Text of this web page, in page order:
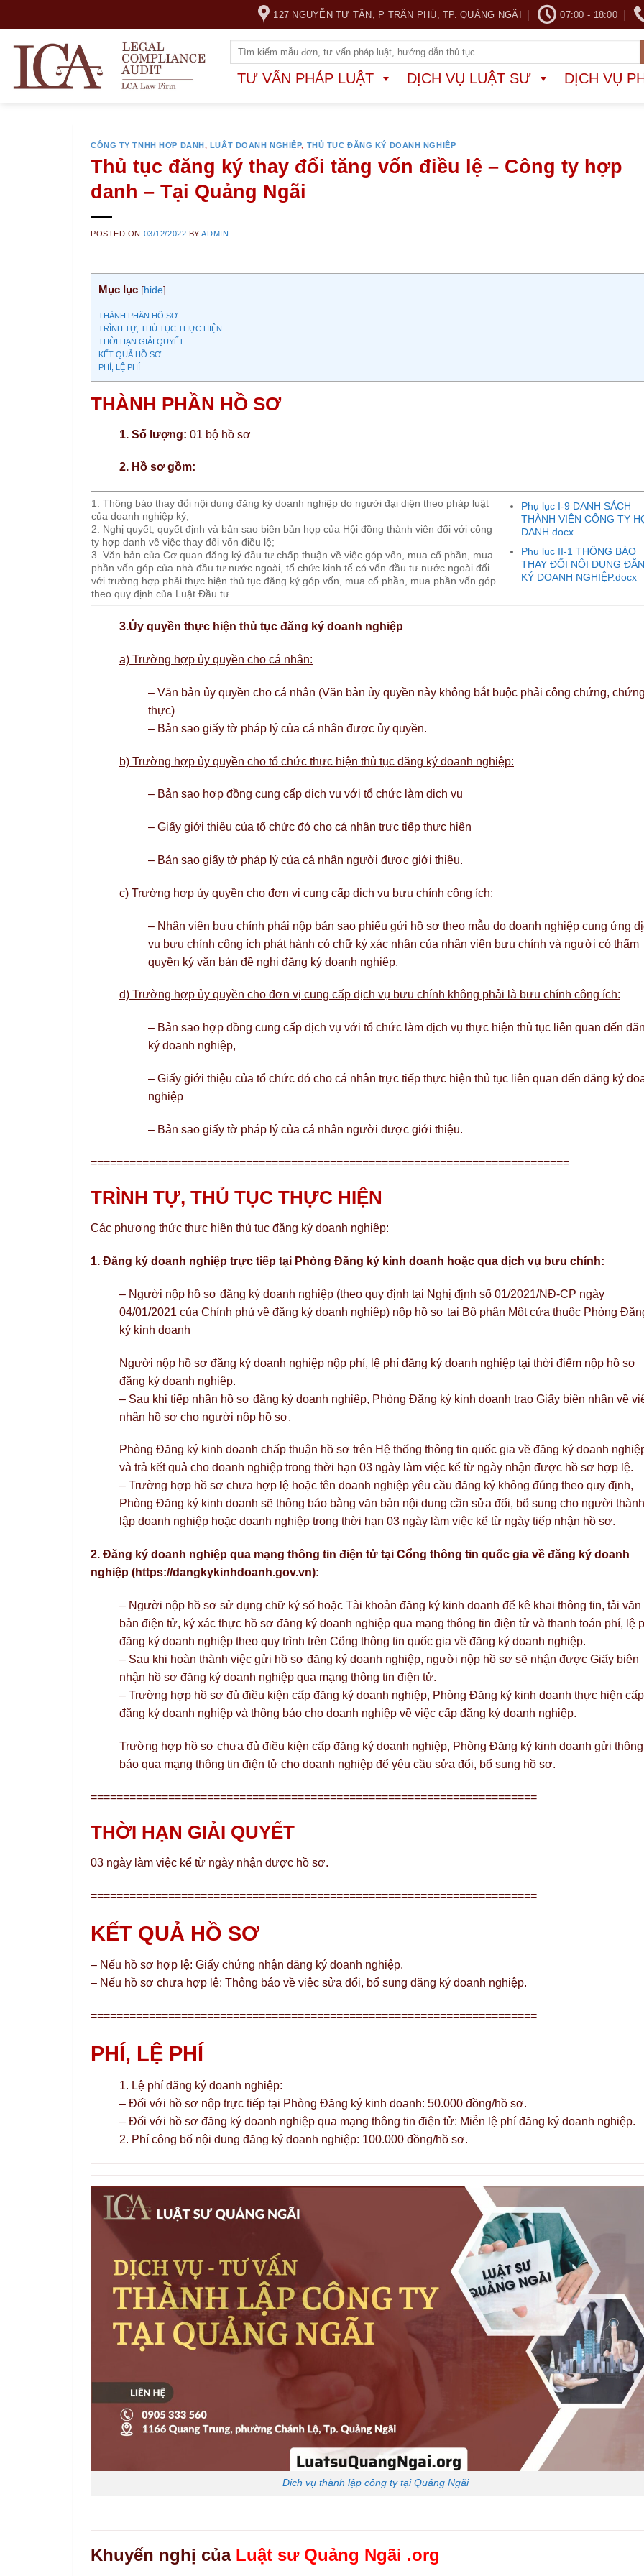
content
127 NGUYỄN TỰ TÂN, P TRẦN PHÚ, TP. QUẢNG NGÃI 07:00 - 18:00
TƯ VẤN PHÁP LUẬT DỊCH VỤ LUẬT SƯ DỊCH VỤ
CÔNG TY TNHH HỢP DANH, LUẬT DOANH NGHIỆP, THỦ TỤC ĐĂNG KÝ DOANH NGHIỆP
Thủ tục đăng ký thay đổi tăng vốn điều lệ – Công ty hợp
danh – Tại Quảng Ngãi
POSTED ON 03/12/2022 BYADMIN
Mục lục [hide]
THÀNH PHẦN HỒ SƠ
TRÌNH TỰ, THỦ TỤC THỰC HIỆN
THỜI HẠN GIẢI QUYẾT
KẾT QUẢ HỒ SƠ
PHÍ, LỆ PHÍ
THÀNH PHẦN HỒ SƠ
1. Số lượng: 01 bộ hồ sơ
2. Hồ sơ gồm:
1. Thông báo thay đổi nội dung đăng ký doanh nghiệp do người đại diện theo pháp luật
của doanh nghiệp ký;
2. Nghị quyết, quyết định và bản sao biên bản họp của Hội đồng thành viên đối với công
ty hợp danh về việc thay đổi vốn điều lệ;
3. Văn bản của Cơ quan đăng ký đầu tư chấp thuận về việc góp vốn, mua cổ phần, mua
phần vốn góp của nhà đầu tư nước ngoài, tổ chức kinh tế có vốn đầu tư nước ngoài đối
với trường hợp phải thực hiện thủ tục đăng ký góp vốn, mua cổ phần, mua phần vốn góp
theo quy định của Luật Đầu tư.
Phụ lục I-9 DANH SÁCH
THÀNH VIÊN CÔNG TY
DANH.docx
Phụ lục II-1 THÔNG BÁO
THAY ĐỔI NỘI DUNG
KÝ DOANH NGHIỆP.docx
3.Ủy quyền thực hiện thủ tục đăng ký doanh nghiệp
a) Trường hợp ủy quyền cho cá nhân:
– Văn bản ủy quyền cho cá nhân (Văn bản ủy quyền này không bắt buộc phải công chứng,
thực)
– Bản sao giấy tờ pháp lý của cá nhân được ủy quyền.
b) Trường hợp ủy quyền cho tổ chức thực hiện thủ tục đăng ký doanh nghiệp:
– Bản sao hợp đồng cung cấp dịch vụ với tổ chức làm dịch vụ
– Giấy giới thiệu của tổ chức đó cho cá nhân trực tiếp thực hiện
– Bản sao giấy tờ pháp lý của cá nhân người được giới thiệu.
c) Trường hợp ủy quyền cho đơn vị cung cấp dịch vụ bưu chính công ích:
– Nhân viên bưu chính phải nộp bản sao phiếu gửi hồ sơ theo mẫu do doanh nghiệp cung ứng
vụ bưu chính công ích phát hành có chữ ký xác nhận của nhân viên bưu chính và người có thẩm
quyền ký văn bản đề nghị đăng ký doanh nghiệp.
d) Trường hợp ủy quyền cho đơn vị cung cấp dịch vụ bưu chính không phải là bưu chính công ích:
– Bản sao hợp đồng cung cấp dịch vụ với tổ chức làm dịch vụ thực hiện thủ tục liên quan đến
ký doanh nghiệp,
– Giấy giới thiệu của tổ chức đó cho cá nhân trực tiếp thực hiện thủ tục liên quan đến đăng ký
nghiệp
– Bản sao giấy tờ pháp lý của cá nhân người được giới thiệu.
==========================================================================
TRÌNH TỰ, THỦ TỤC THỰC HIỆN
Các phương thức thực hiện thủ tục đăng ký doanh nghiệp:
1. Đăng ký doanh nghiệp trực tiếp tại Phòng Đăng ký kinh doanh hoặc qua dịch vụ bưu chính:
– Người nộp hồ sơ đăng ký doanh nghiệp (theo quy định tại Nghị định số 01/2021/NĐ-CP ngày
04/01/2021 của Chính phủ về đăng ký doanh nghiệp) nộp hồ sơ tại Bộ phận Một cửa thuộc Phòng
ký kinh doanh
Người nộp hồ sơ đăng ký doanh nghiệp nộp phí, lệ phí đăng ký doanh nghiệp tại thời điểm nộp hồ sơ
đăng ký doanh nghiệp.
– Sau khi tiếp nhận hồ sơ đăng ký doanh nghiệp, Phòng Đăng ký kinh doanh trao Giấy biên nhận về
nhận hồ sơ cho người nộp hồ sơ.
Phòng Đăng ký kinh doanh chấp thuận hồ sơ trên Hệ thống thông tin quốc gia về đăng ký doanh
và trả kết quả cho doanh nghiệp trong thời hạn 03 ngày làm việc kể từ ngày nhận được hồ sơ hợp lệ.
– Trường hợp hồ sơ chưa hợp lệ hoặc tên doanh nghiệp yêu cầu đăng ký không đúng theo quy định,
Phòng Đăng ký kinh doanh sẽ thông báo bằng văn bản nội dung cần sửa đổi, bổ sung cho người thành
lập doanh nghiệp hoặc doanh nghiệp trong thời hạn 03 ngày làm việc kể từ ngày tiếp nhận hồ sơ.
2. Đăng ký doanh nghiệp qua mạng thông tin điện tử tại Cổng thông tin quốc gia về đăng ký doanh
nghiệp (https://dangkykinhdoanh.gov.vn):
– Người nộp hồ sơ sử dụng chữ ký số hoặc Tài khoản đăng ký kinh doanh để kê khai thông tin, tải văn
bản điện tử, ký xác thực hồ sơ đăng ký doanh nghiệp qua mạng thông tin điện tử và thanh toán phí, lệ
đăng ký doanh nghiệp theo quy trình trên Cổng thông tin quốc gia về đăng ký doanh nghiệp.
– Sau khi hoàn thành việc gửi hồ sơ đăng ký doanh nghiệp, người nộp hồ sơ sẽ nhận được Giấy biên
nhận hồ sơ đăng ký doanh nghiệp qua mạng thông tin điện tử.
– Trường hợp hồ sơ đủ điều kiện cấp đăng ký doanh nghiệp, Phòng Đăng ký kinh doanh thực hiện cấp
đăng ký doanh nghiệp và thông báo cho doanh nghiệp về việc cấp đăng ký doanh nghiệp.
Trường hợp hồ sơ chưa đủ điều kiện cấp đăng ký doanh nghiệp, Phòng Đăng ký kinh doanh gửi thông
báo qua mạng thông tin điện tử cho doanh nghiệp để yêu cầu sửa đổi, bổ sung hồ sơ.
=====================================================================
THỜI HẠN GIẢI QUYẾT
03 ngày làm việc kể từ ngày nhận được hồ sơ.
=====================================================================
KẾT QUẢ HỒ SƠ
– Nếu hồ sơ hợp lệ: Giấy chứng nhận đăng ký doanh nghiệp.
– Nếu hồ sơ chưa hợp lệ: Thông báo về việc sửa đổi, bổ sung đăng ký doanh nghiệp.
=====================================================================
PHÍ, LỆ PHÍ
1. Lệ phí đăng ký doanh nghiệp:
– Đối với hồ sơ nộp trực tiếp tại Phòng Đăng ký kinh doanh: 50.000 đồng/hồ sơ.
– Đối với hồ sơ đăng ký doanh nghiệp qua mạng thông tin điện tử: Miễn lệ phí đăng ký doanh nghiệp.
2. Phí công bố nội dung đăng ký doanh nghiệp: 100.000 đồng/hồ sơ.
Dich vụ thành lập công ty tại Quảng Ngãi
Khuyến nghị của Luật sư Quảng Ngãi .org